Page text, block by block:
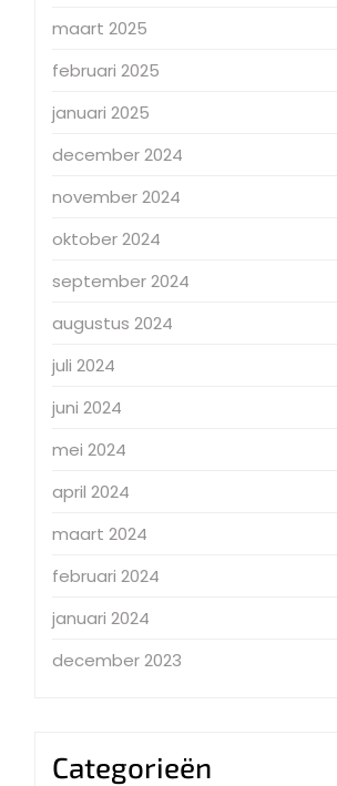
maart 2025
februari 2025
januari 2025
december 2024
november 2024
oktober 2024
september 2024
augustus 2024
juli 2024
juni 2024
mei 2024
april 2024
maart 2024
februari 2024
januari 2024
december 2023
Categorieën